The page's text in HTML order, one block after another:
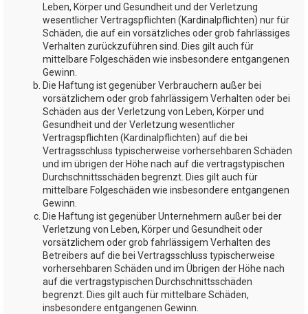
Leben, Körper und Gesundheit und der Verletzung
wesentlicher Vertragspflichten (Kardinalpflichten) nur für
Schäden, die auf ein vorsätzliches oder grob fahrlässiges
Verhalten zurückzuführen sind. Dies gilt auch für
mittelbare Folgeschäden wie insbesondere entgangenen
Gewinn.
Die Haftung ist gegenüber Verbrauchern außer bei
vorsätzlichem oder grob fahrlässigem Verhalten oder bei
Schäden aus der Verletzung von Leben, Körper und
Gesundheit und der Verletzung wesentlicher
Vertragspflichten (Kardinalpflichten) auf die bei
Vertragsschluss typischerweise vorhersehbaren Schäden
und im übrigen der Höhe nach auf die vertragstypischen
Durchschnittsschäden begrenzt. Dies gilt auch für
mittelbare Folgeschäden wie insbesondere entgangenen
Gewinn.
Die Haftung ist gegenüber Unternehmern außer bei der
Verletzung von Leben, Körper und Gesundheit oder
vorsätzlichem oder grob fahrlässigem Verhalten des
Betreibers auf die bei Vertragsschluss typischerweise
vorhersehbaren Schäden und im Übrigen der Höhe nach
auf die vertragstypischen Durchschnittsschäden
begrenzt. Dies gilt auch für mittelbare Schäden,
insbesondere entgangenen Gewinn.